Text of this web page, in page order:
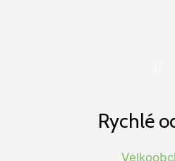
Rychlé